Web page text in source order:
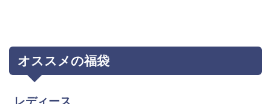
オススメの福袋
レディース